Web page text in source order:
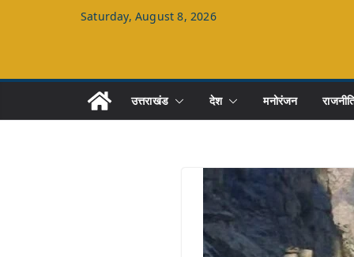
Saturday, August 8, 2026
उत्तराखंड देश मनोरंजन